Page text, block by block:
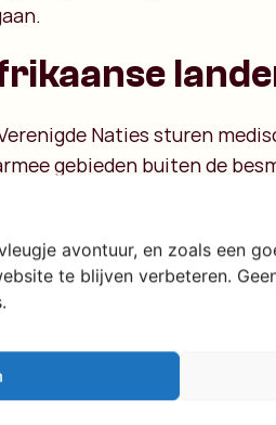
avontuur, en zoals een
te blijven verbeteren.
Naties sturen
gebieden buiten de
snel kunnen herkennen.
Frerikser dan weer nooit
om een Ebola
liggen. Hygiëne is belangrijk
wassen dan de
sowieso van belang, kun je